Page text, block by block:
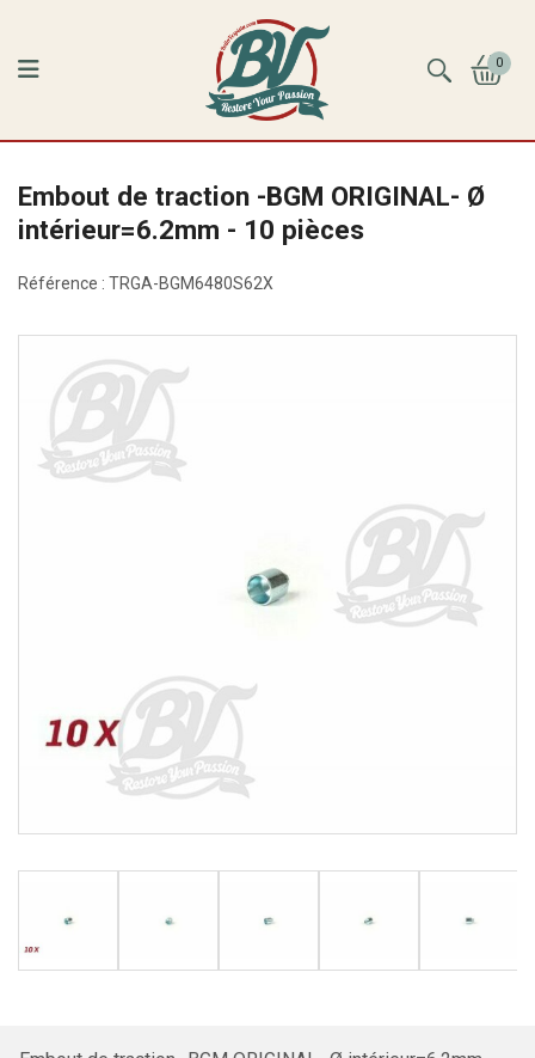
0
Embout de traction -BGM ORIGINAL- Ø
intérieur=6.2mm - 10 pièces
Référence : TRGA-BGM6480S62X